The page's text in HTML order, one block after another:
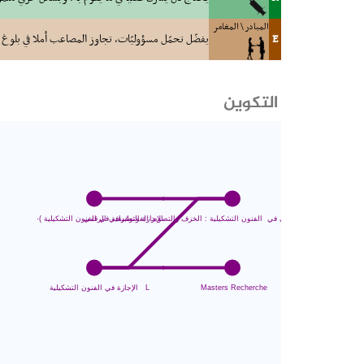
E
المبادر \ المغامر
يفضّل تحمّل مسؤوليّات، تجاوز المصاعب أملا في بلوغ
التكوين